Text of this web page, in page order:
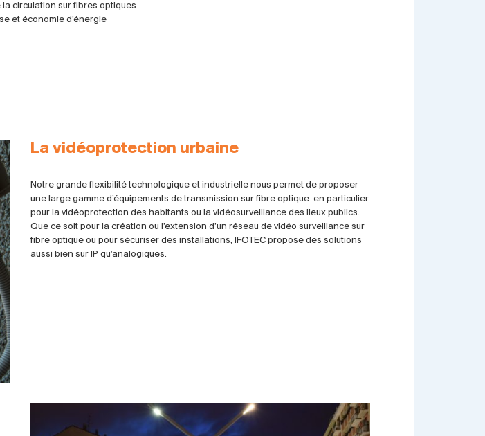
circulation sur fibres optiques
et économie d’énergie
La vidéoprotection urbaine
Notre grande flexibilité technologique et industrielle nous permet de proposer
une large gamme d’équipements de transmission sur fibre optique en particulier
pour la vidéoprotection des habitants ou la vidéosurveillance des lieux publics.
Que ce soit pour la création ou l’extension d’un réseau de vidéo surveillance sur
fibre optique ou pour sécuriser des installations, IFOTEC propose des solutions
aussi bien sur IP qu’analogiques.